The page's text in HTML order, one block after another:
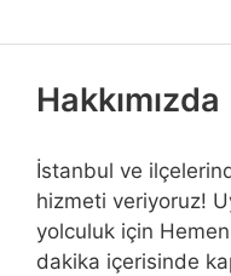
Hakkımızda
İstanbul ve
hizmeti veriyoruz!
yolculuk için
dakika içerisinde